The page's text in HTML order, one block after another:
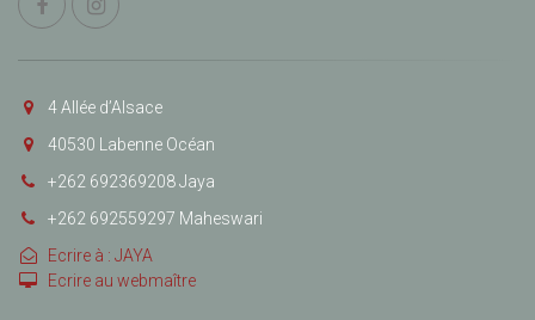
4 Allée d’Alsace
40530 Labenne Océan
+262 692369208 Jaya
+262 692559297 Maheswari
Ecrire à : JAYA
Ecrire au webmaître